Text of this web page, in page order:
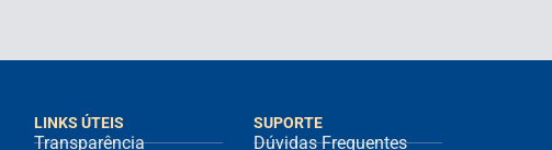
LINKS ÚTEIS
Transparência
SUPORTE
Dúvidas Frequentes